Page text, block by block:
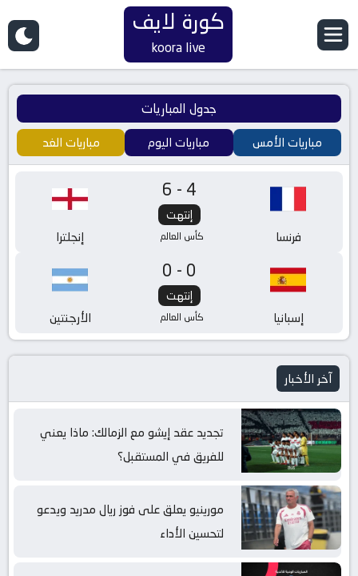
كورة لايف
koora live
جدول المباريات
مباريات الأمس مباريات اليوم مباريات الغد
فرنسا
6-4
إنتهت
كأس العالم إنجلترا
إسبانيا
0-0
إنتهت
كأس العالم الأرجنتين
آخر الأخبار
تجديد عقد إيشو مع الزمالك: ماذا يعني
للفريق في المستقبل؟
مورينيو يعلق على فوز ريال مدريد ويدعو
لتحسين الأداء